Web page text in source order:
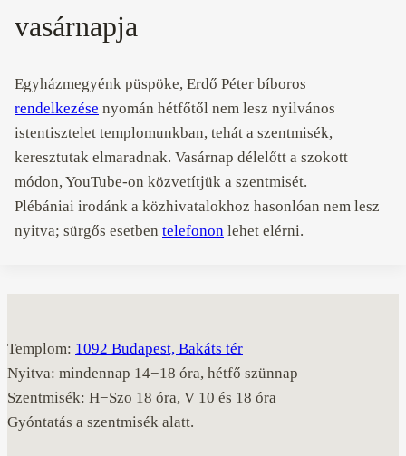
vasárnapja
Egyházmegyénk püspöke, Erdő Péter bíboros
rendelkezése nyomán hétfőtől nem lesz nyilvános
istentisztelet templomunkban, tehát a szentmisék,
keresztutak elmaradnak. Vasárnap délelőtt a szokott
módon, YouTube-on közvetítjük a szentmisét.
Plébániai irodánk a közhivatalokhoz hasonlóan nem lesz
nyitva; sürgős esetben telefonon lehet elérni.
Templom: 1092 Budapest, Bakáts tér
Nyitva: mindennap 14−18 óra, hétfő szünnap
Szentmisék: H−Szo 18 óra, V 10 és 18 óra
Gyóntatás a szentmisék alatt.